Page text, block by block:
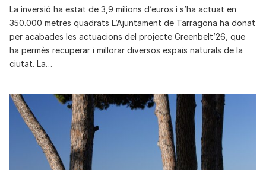
La inversió ha estat de 3,9 milions d’euros i s’ha actuat en
350.000 metres quadrats L’Ajuntament de Tarragona ha donat
per acabades les actuacions del projecte Greenbelt’26, que
ha permès recuperar i millorar diversos espais naturals de la
ciutat. La…